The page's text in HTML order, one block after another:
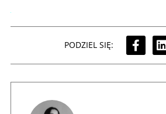
PODZIEL SIĘ: